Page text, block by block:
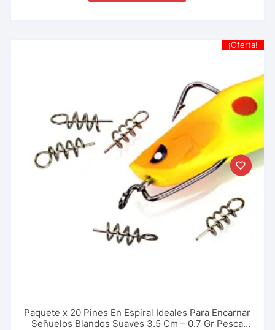
¡Oferta!
Paquete x 20 Pines En Espiral Ideales Para Encarnar
Señuelos Blandos Suaves 3.5 Cm – 0.7 Gr Pesca